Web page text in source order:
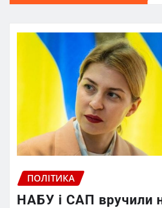
ПОЛІТИКА
НАБУ і САП вручили